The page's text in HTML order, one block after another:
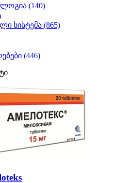
(140)
სისტემა (865)
(446)